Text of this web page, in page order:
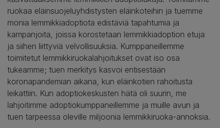
ruokaa eläinsuojeluyhdistysten eläinkoteihin ja tuemme
monia lemmikkiadoptiota edistäviä tapahtumia ja
kampanjoita, joissa korostetaan lemmikkiadoption etuja
ja siihen liittyviä velvollisuuksia. Kumppaneillemme
toimitetut lemmikkiruokalahjoitukset ovat iso osa
tukeamme; tuen merkitys kasvoi entisestään
koronapandemian aikana, kun eläinkotien rahoitusta
leikattiin. Kun adoptiokeskusten hätä oli suurin, me
lahjoitimme adoptiokumppaneillemme ja muille avun ja
tuen tarpeessa oleville miljoonia lemmikkiruoka-annoksia.